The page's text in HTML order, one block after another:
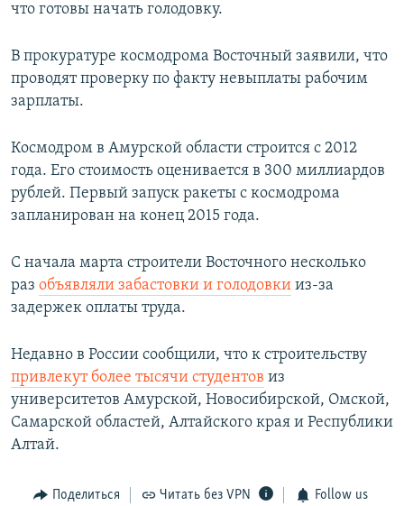
что готовы начать голодовку.
В прокуратуре космодрома Восточный заявили, что
проводят проверку по факту невыплаты рабочим
зарплаты.
Космодром в Амурской области строится с 2012
года. Его стоимость оценивается в 300 миллиардов
рублей. Первый запуск ракеты с космодрома
запланирован на конец 2015 года.
С начала марта строители Восточного несколько
раз объявляли забастовки и голодовки из-за
задержек оплаты труда.
Недавно в России сообщили, что к строительству
привлекут более тысячи студентов из
университетов Амурской, Новосибирской, Омской,
Самарской областей, Алтайского края и Республики
Алтай.
Поделиться Читать без VPN Follow us